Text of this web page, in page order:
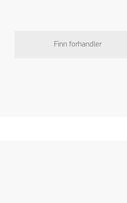
Finn forhandler